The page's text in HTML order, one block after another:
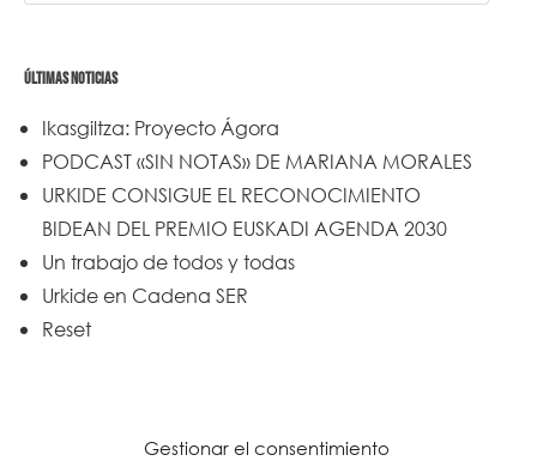
Gestionar el consentimiento
ÚLTIMAS NOTICIAS
Ikasgiltza: Proyecto Ágora
PODCAST «SIN NOTAS» DE MARIANA MORALES
URKIDE CONSIGUE EL RECONOCIMIENTO
BIDEAN DEL PREMIO EUSKADI AGENDA 2030
Un trabajo de todos y todas
Urkide en Cadena SER
Reset